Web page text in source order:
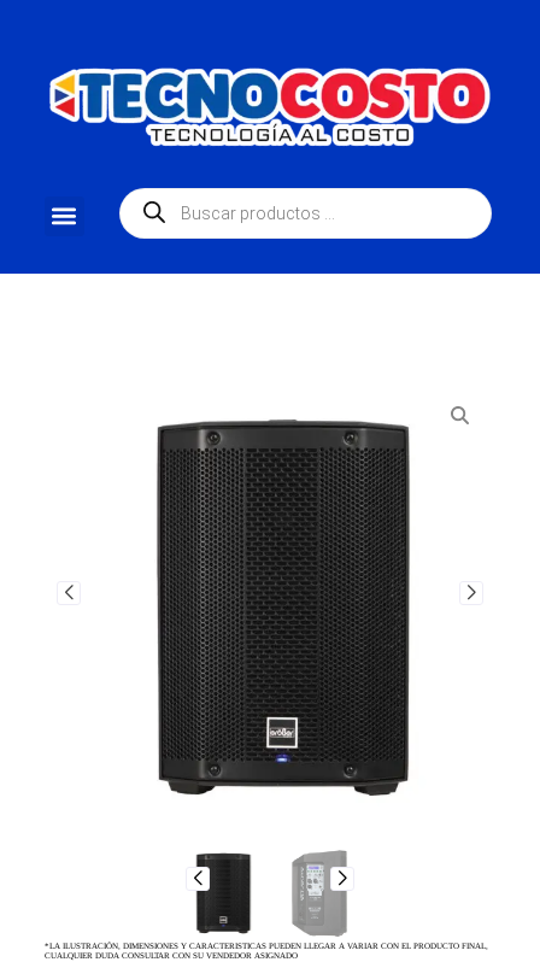
*LA ILUSTRACIÓN, DIMENSIONES Y CARACTERISTICAS PUEDEN LLEGAR A VARIAR CON EL PRODUCTO FINAL,
CUALQUIER DUDA CONSULTAR CON SU VENDEDOR ASIGNADO